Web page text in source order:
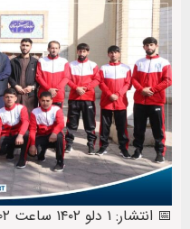
📅 انتشار: ۱ دلو ۱۴۰۲ ساعت ۱۰:۰۲